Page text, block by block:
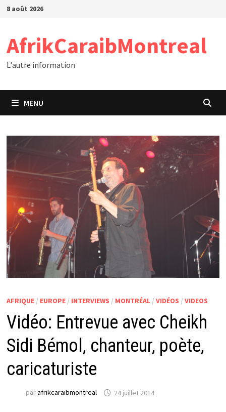
Passer
8 août 2026
AfrikCaraibMontreal
L'autre information
MENU
AFRIQUE/ EUROPE/ INTERVIEWS / MONTRÉAL/ VIDÉOS / VIDEOS
Vidéo: Entrevue avec Cheikh
Sidi Bémol, chanteur, poète,
caricaturiste
parafrikcaraibmontreal 24 juillet 2014